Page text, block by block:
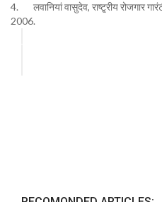
4. लवानियां वासुदेव, राष्टृ्रीय रोजगार
2006.